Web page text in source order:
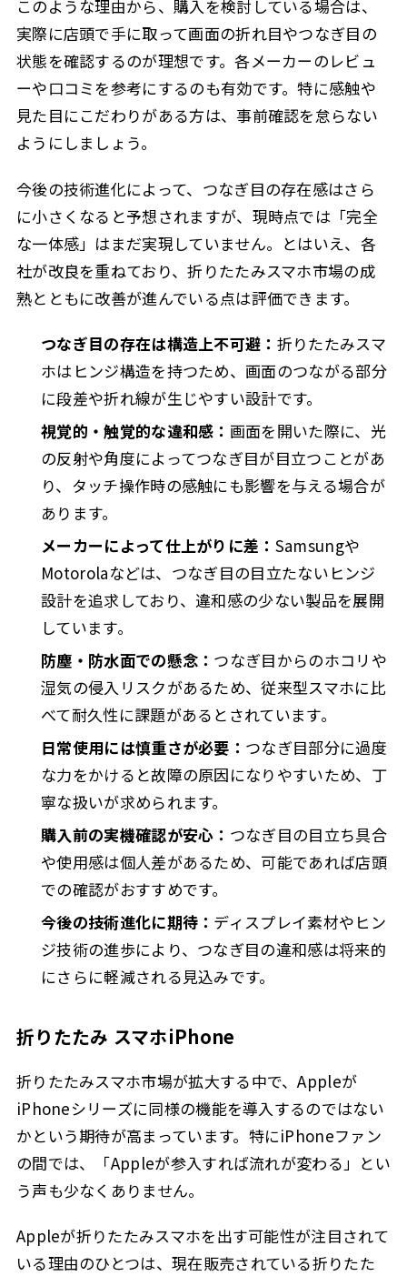
このような理由から、購入を検討している場合は、
実際に店頭で手に取って画面の折れ目やつなぎ目の
状態を確認するのが理想です。各メーカーのレビュ
ーや口コミを参考にするのも有効です。特に感触や
見た目にこだわりがある方は、事前確認を怠らない
ようにしましょう。
今後の技術進化によって、つなぎ目の存在感はさら
に小さくなると予想されますが、現時点では「完全
な一体感」はまだ実現していません。とはいえ、各
社が改良を重ねており、折りたたみスマホ市場の成
熟とともに改善が進んでいる点は評価できます。
つなぎ目の存在は構造上不可避： 折りたたみスマ
ホはヒンジ構造を持つため、画面のつながる部分
に段差や折れ線が生じやすい設計です。
視覚的・触覚的な違和感： 画面を開いた際に、光
の反射や角度によってつなぎ目が目立つことがあ
り、タッチ操作時の感触にも影響を与える場合が
あります。
メーカーによって仕上がりに差： Samsungや
Motorolaなどは、つなぎ目の目立たないヒンジ
設計を追求しており、違和感の少ない製品を展開
しています。
防塵・防水面での懸念： つなぎ目からのホコリや
湿気の侵入リスクがあるため、従来型スマホに比
べて耐久性に課題があるとされています。
日常使用には慎重さが必要： つなぎ目部分に過度
な力をかけると故障の原因になりやすいため、丁
寧な扱いが求められます。
購入前の実機確認が安心： つなぎ目の目立ち具合
や使用感は個人差があるため、可能であれば店頭
での確認がおすすめです。
今後の技術進化に期待： ディスプレイ素材やヒン
ジ技術の進歩により、つなぎ目の違和感は将来的
にさらに軽減される見込みです。
折りたたみ スマホiPhone
折りたたみスマホ市場が拡大する中で、Appleが
iPhoneシリーズに同様の機能を導入するのではない
かという期待が高まっています。特にiPhoneファン
の間では、「Appleが参入すれば流れが変わる」とい
う声も少なくありません。
Appleが折りたたみスマホを出す可能性が注目されて
いる理由のひとつは、現在販売されている折りたた